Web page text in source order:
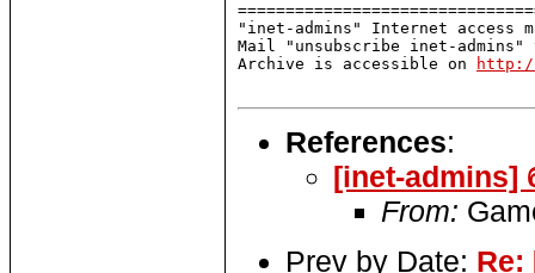
"inet-admins" Internet access
Mail "unsubscribe inet-
Archive is accessible on
References:
[inet-admins]
From:
Prev by Date: Re: